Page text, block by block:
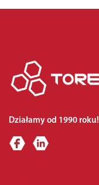
Działamy od 1990 roku!